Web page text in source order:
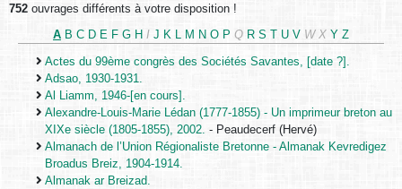
752 ouvrages différents à votre disposition !
A B C D E F G H I J K M N O P Q R S T U V W X Y Z
Actes du 99ème congrès des Sociétés Savantes, [date ?].
Adsao, 1930-1931.
Al Liamm, 1946-[en cours].
Alexandre-Louis-Marie Lédan (1777-1855) - Un imprimeur breton au
XIXe siècle (1805-1855), 2002. - Peaudecerf (Hervé)
Almanach de l’Union Régionaliste Bretonne - Almanak Kevredigez
Broadus Breiz, 1904-1914.
Almanak ar Breizad.